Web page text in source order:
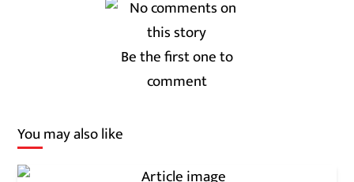
Be the first one to
comment
You may also like